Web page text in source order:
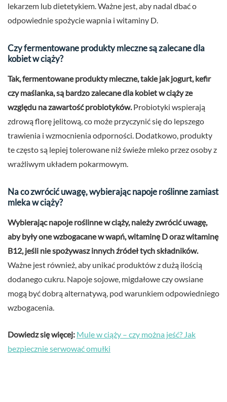
lekarzem lub dietetykiem. Ważne jest, aby nadal dbać o
odpowiednie spożycie wapnia i witaminy D.
Czy fermentowane produkty mleczne są zalecane dla
kobiet w ciąży?
Tak, fermentowane produkty mleczne, takie jak jogurt, kefir
czy maślanka, są bardzo zalecane dla kobiet w ciąży ze
względu na zawartość probiotyków. Probiotyki wspierają
zdrową florę jelitową, co może przyczynić się do lepszego
trawienia i wzmocnienia odporności. Dodatkowo, produkty
te często są lepiej tolerowane niż świeże mleko przez osoby z
wrażliwym układem pokarmowym.
Na co zwrócić uwagę, wybierając napoje roślinne zamiast
mleka w ciąży?
Wybierając napoje roślinne w ciąży, należy zwrócić uwagę,
aby były one wzbogacane w wapń, witaminę D oraz witaminę
B12, jeśli nie spożywasz innych źródeł tych składników.
Ważne jest również, aby unikać produktów z dużą ilością
dodanego cukru. Napoje sojowe, migdałowe czy owsiane
mogą być dobrą alternatywą, pod warunkiem odpowiedniego
wzbogacenia.
Dowiedz się więcej: Mule w ciąży – czy można jeść? Jak
bezpiecznie serwować omułki